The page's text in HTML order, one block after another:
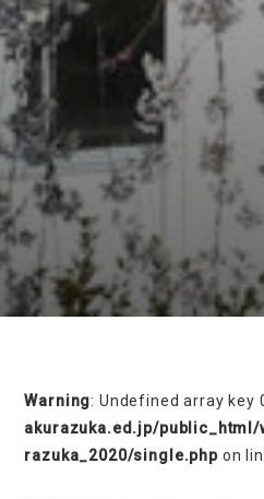
on line 230
Warning: Undefined array key
akurazuka.ed.jp/
razuka_2020/single.phpon